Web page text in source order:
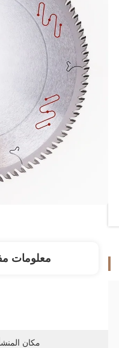
معلومات
مكان